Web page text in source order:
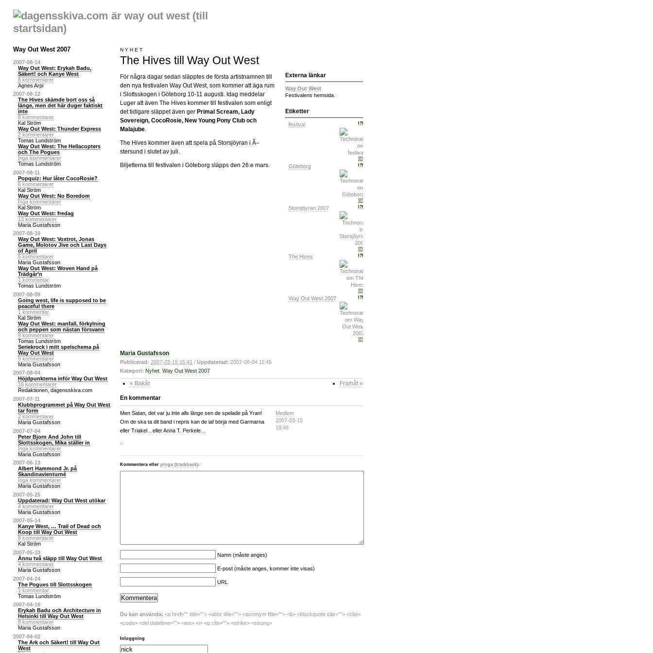
Way Out West 2007
2007-08-14
Way Out West: Erykah Badu,
Säkert! och Kanye West
6 kommentarer
Agnes Arpi
2007-08-12
The Hives skämde bort oss så
länge, men det här duger faktiskt
inte
8 kommentarer
Kal Ström
Way Out West: Thunder Express
2 kommentarer
Tomas Lundström
Way Out West: The Hellacopters
och The Pogues
Inga kommentarer
Tomas Lundström
2007-08-11
Popquiz: Hur låter CocoRosie?
6 kommentarer
Kal Ström
Way Out West: No Boredom
Inga kommentarer
Kal Ström
Way Out West: fredag
13 kommentarer
Maria Gustafsson
2007-08-10
Way Out West: Voxtrot, Jonas
Game, Molotov Jive och Last Days
of April
5 kommentarer
Maria Gustafsson
Way Out West: Woven Hand på
Trädgår’n
1 kommentar
Tomas Lundström
2007-08-09
Going west, life is supposed to be
peaceful there
1 kommentar
Kal Ström
Way Out West: manfall, förkylning
och peppen som nästan försvann
9 kommentarer
Tomas Lundström
Seriekrock i mitt spelschema på
Way Out West
9 kommentarer
Maria Gustafsson
2007-08-04
Höjdpunkterna inför Way Out West
16 kommentarer
Redaktionen, dagensskiva.com
2007-07-11
Klubbprogrammet på Way Out West
tar form
2 kommentarer
Maria Gustafsson
2007-07-04
Peter Bjorn And John till
Slottsskogen, Mika ställer in
Inga kommentarer
Maria Gustafsson
2007-06-13
Albert Hammond Jr. på
Skandinavienturné
Inga kommentarer
Maria Gustafsson
2007-05-25
Uppdaterad: Way Out West utökar
4 kommentarer
Maria Gustafsson
2007-05-14
Kanye West, … Trail of Dead och
Koop till Way Out West
8 kommentarer
Kal Ström
2007-05-10
Ännu två släpp till Way Out West
4 kommentarer
Maria Gustafsson
2007-04-24
The Pogues till Slottsskogen
1 kommentar
Tomas Lundström
2007-04-16
Erykah Badu och Architecture in
Helsinki till Way Out West
8 kommentarer
Maria Gustafsson
2007-04-02
The Ark och Säkert! till Way Out
West
NYHET
The Hives till Way Out West
Externa länkar
Way Out West
Festivalens hemsida.
Etiketter
festival
Göteborg
Storsjöyran 2007
The Hives
Way Out West 2007
För några dagar sedan släpptes de första artistnamnen till
den nya festivalen Way Out West, som kommer att äga rum
i Slottsskogen i Göteborg 10-11 augusti. Idag meddelar
Luger att även The Hives kommer till festivalen som enligt
det tidigare släppet även ger Primal Scream, Lady
Sovereign, CocoRosie, New Young Pony Club och
Malajube.
The Hives kommer även att spela på Storsjöyran i Ã–
stersund i slutet av juli.
Biljetterna till festivalen i Göteborg släpps den 26:e mars.
Maria Gustafsson
Publicerad: 2007-03-15 15:41 / Uppdaterad: 2007-08-04 11:45
Kategori: Nyhet Way Out West 2007
« Bakåt Framåt »
En kommentar
Men Satan, det var ju inte alls länge sen de spelade på Yran!
Om de ska ta dit band i repris kan de iaf börja med Garmarna
eller Triakel…eller Anna T. Perkele…
#
Medlem
2007-03-15
19:48
Kommentera eller pinga (trackback)
Namn (måste anges)
E-post (måste anges, kommer inte visas)
URL
Du kan använda: <a href="" title=""> <abbr title=""> <acronym title=""> <b> <blockquote cite=""> <cite>
<code> <del datetime=""> <em> <i> <q cite=""> <strike> <strong>
Inloggning